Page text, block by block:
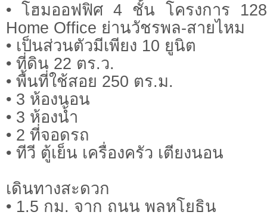
• โฮมออฟฟิศ 4 ชั้น โครงการ
Home Office ย่านวัชรพล-สายไหม
• เป็นส่วนตัวมีเพียง 10 ยูนิต
• ที่ดิน 22 ตร.ว.
• พื้นที่ใช้สอย 250 ตร.ม.
• 3 ห้องนอน
• 3 ห้องน้ำ
• 2 ที่จอดรถ
• ทีวี ตู้เย็น เครื่องครัว เตียงนอน
เดินทางสะดวก
• 1.5 กม. จาก ถนน พลหโยธิน